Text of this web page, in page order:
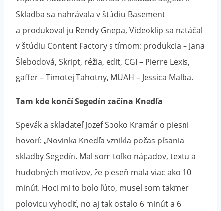
Skladba sa nahrávala v štúdiu Basement
a produkoval ju Rendy Gnepa, Videoklip sa natáčal
v štúdiu Content Factory s tímom: produkcia – Jana
Šlebodová, Skript, réžia, edit, CGI – Pierre Lexis,
gaffer – Timotej Tahotny, MUAH – Jessica Malba.
Tam kde končí Segedín začína Knedľa
Spevák a skladateľ Jozef Spoko Kramár o piesni
hovorí: „Novinka Knedľa vznikla počas písania
skladby Segedín. Mal som toľko nápadov, textu a
hudobných motívov, že pieseň mala viac ako 10
minút. Hoci mi to bolo ľúto, musel som takmer
polovicu vyhodiť, no aj tak ostalo 6 minút a 6